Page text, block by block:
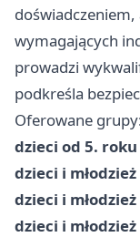
wymagających
prowadzi
podkreśla
Oferowane
dzieci od 5. roku
dzieci i
dzieci i
dzieci i